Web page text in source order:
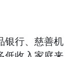
银行、慈善机